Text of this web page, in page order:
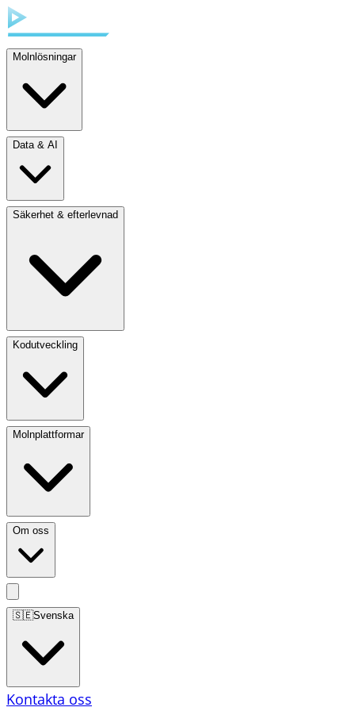
Molnlösningar
Data & AI
Säkerhet & efterlevnad
Kodutveckling
Molnplattformar
Om oss
🇸🇪Svenska
Kontakta oss